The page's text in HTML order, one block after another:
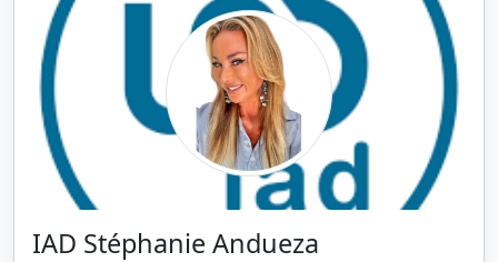
IAD Stéphanie Andueza